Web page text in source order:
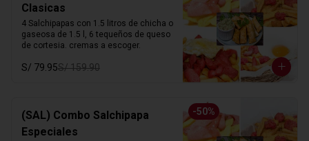
Clasicas
4 Salchipapas con 1.5 litros de chicha o
gaseosa de 1.5 l, 6 tequeños de queso
de cortesia. cremas a escoger.
S/ 79.95S/ 159.90
-50%
(SAL) Combo Salchipapa
Especiales